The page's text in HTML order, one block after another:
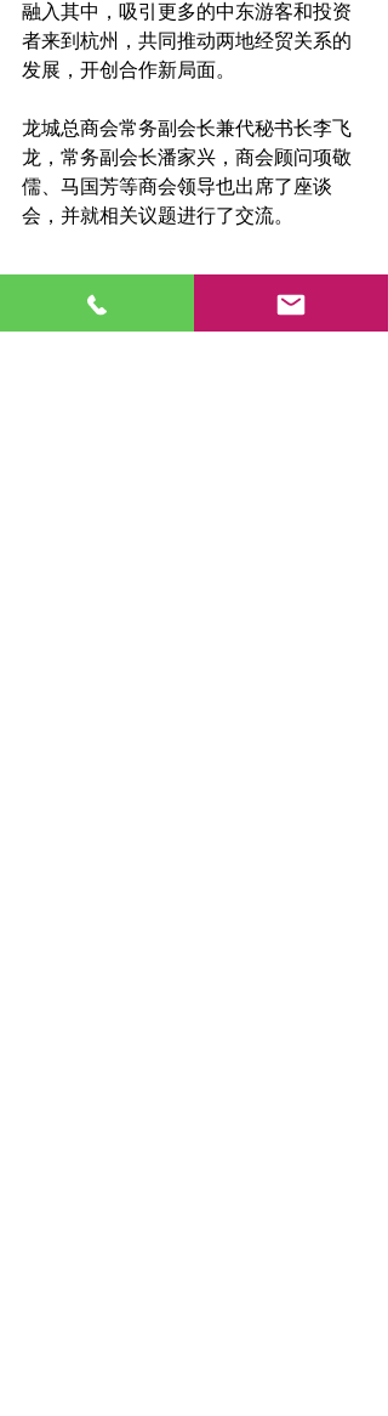
融入其中，吸引更多的中东游客和投资
者来到杭州，共同推动两地经贸关系的
发展，开创合作新局面。
龙城总商会常务副会长兼代秘书长李飞
龙，常务副会长潘家兴，商会顾问项敬
儒、马国芳等商会领导也出席了座谈
会，并就相关议题进行了交流。